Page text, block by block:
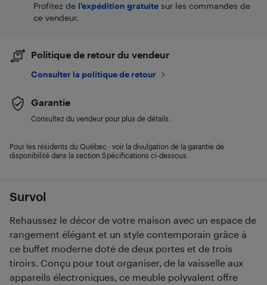
Survol
Rehaussez le décor de votre maison avec un espace de
rangement élégant et un style contemporain grâce à
ce buffet moderne doté de deux portes et de trois
tiroirs. Conçu pour tout organiser, de la vaisselle aux
appareils électroniques, ce meuble polyvalent offre
Profitez de l'expédition gratuite sur les commandes de
ce vendeur.
Politique de retour du vendeur
Consulter la politique de retour
Garantie
Consultez du vendeur pour plus de détails.
Pour les résidents du Québec : voir la divulgation de la garantie de
disponibilité dans la section Spécifications ci-dessous.